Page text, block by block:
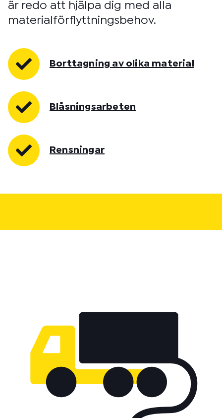
är redo att hjälpa dig med alla
materialförflyttningsbehov.
Borttagning av olika material
Blåsningsarbeten
Rensningar